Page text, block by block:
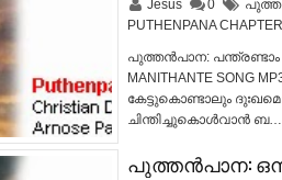
Jesus 0
PUTHENPANA
പുത്തന്‍പാന: പന്ത്രണ്ടാം
MANITHANTE
കേട്ടുകൊണ്ടാലും
ചിന്തിച്ചുകൊള്‍വാന്‍ ബ…
പുത്തന്‍പാന: ഒന്നാം